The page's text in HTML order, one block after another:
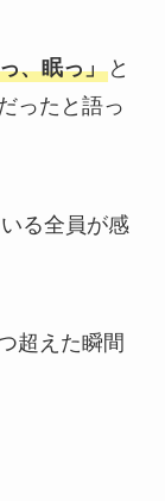
、眠っ」と
ったと語っ
る全員が感
超えた瞬間